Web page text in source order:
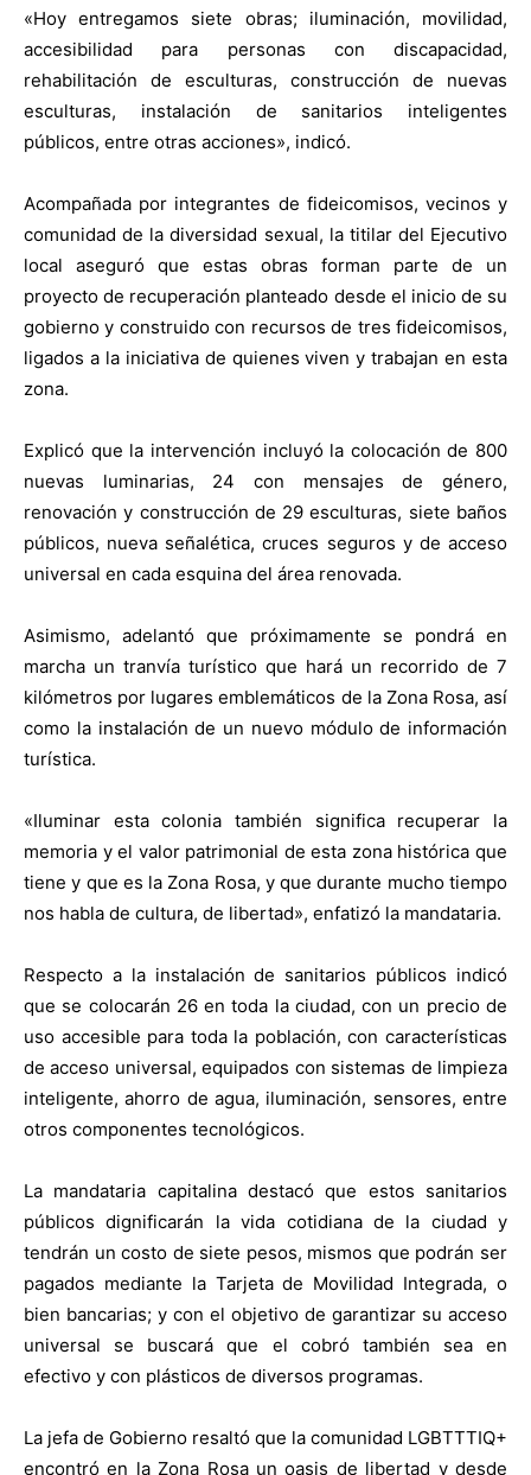
«Hoy entregamos siete obras; iluminación, movilidad,
accesibilidad para personas con discapacidad,
rehabilitación de esculturas, construcción de nuevas
esculturas, instalación de sanitarios inteligentes
públicos, entre otras acciones», indicó.
Acompañada por integrantes de fideicomisos, vecinos y
comunidad de la diversidad sexual, la titilar del Ejecutivo
local aseguró que estas obras forman parte de un
proyecto de recuperación planteado desde el inicio de su
gobierno y construido con recursos de tres fideicomisos,
ligados a la iniciativa de quienes viven y trabajan en esta
zona.
Explicó que la intervención incluyó la colocación de 800
nuevas luminarias, 24 con mensajes de género,
renovación y construcción de 29 esculturas, siete baños
públicos, nueva señalética, cruces seguros y de acceso
universal en cada esquina del área renovada.
Asimismo, adelantó que próximamente se pondrá en
marcha un tranvía turístico que hará un recorrido de 7
kilómetros por lugares emblemáticos de la Zona Rosa, así
como la instalación de un nuevo módulo de información
turística.
«Iluminar esta colonia también significa recuperar la
memoria y el valor patrimonial de esta zona histórica que
tiene y que es la Zona Rosa, y que durante mucho tiempo
nos habla de cultura, de libertad», enfatizó la mandataria.
Respecto a la instalación de sanitarios públicos indicó
que se colocarán 26 en toda la ciudad, con un precio de
uso accesible para toda la población, con características
de acceso universal, equipados con sistemas de limpieza
inteligente, ahorro de agua, iluminación, sensores, entre
otros componentes tecnológicos.
La mandataria capitalina destacó que estos sanitarios
públicos dignificarán la vida cotidiana de la ciudad y
tendrán un costo de siete pesos, mismos que podrán ser
pagados mediante la Tarjeta de Movilidad Integrada, o
bien bancarias; y con el objetivo de garantizar su acceso
universal se buscará que el cobró también sea en
efectivo y con plásticos de diversos programas.
La jefa de Gobierno resaltó que la comunidad LGBTTTIQ+
encontró en la Zona Rosa un oasis de libertad y desde